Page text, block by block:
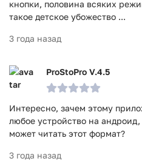
кнопки, половина всяких
такое детское убожество ...
3 года назад
ProStoPro V.4.5
Интересно, зачем этому
любое устройство на
может читать этот формат?
3 года назад